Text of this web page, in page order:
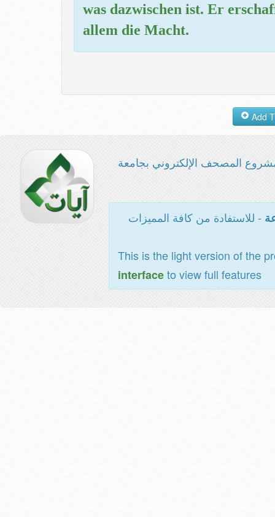
was dazwischen ist. Er
allem die Macht.
المصحف الإلكتروني بجامعة
- للاستفادة من كافة المميزات
This is the light version of the
interfaceto view full features